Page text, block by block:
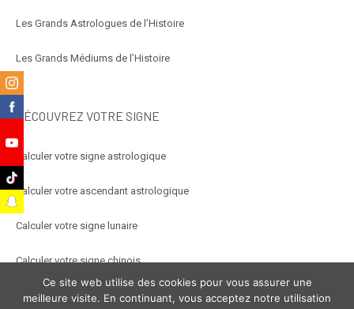
Les Grands Astrologues de l’Histoire
Les Grands Médiums de l’Histoire
DÉCOUVREZ VOTRE SIGNE
Calculer votre signe astrologique
Calculer votre ascendant astrologique
Calculer votre signe lunaire
Calculer votre signe chinois
Calculer votre signe arabe
Ce site web utilise des cookies pour vous assurer une
meilleure visite. En continuant, vous acceptez notre utilisation